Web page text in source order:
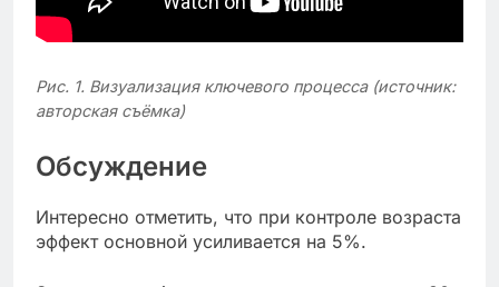
Рис. 1. Визуализация ключевого процесса (источник:
авторская съёмка)
Обсуждение
Интересно отметить, что при контроле возраста
эффект основной усиливается на 5%.